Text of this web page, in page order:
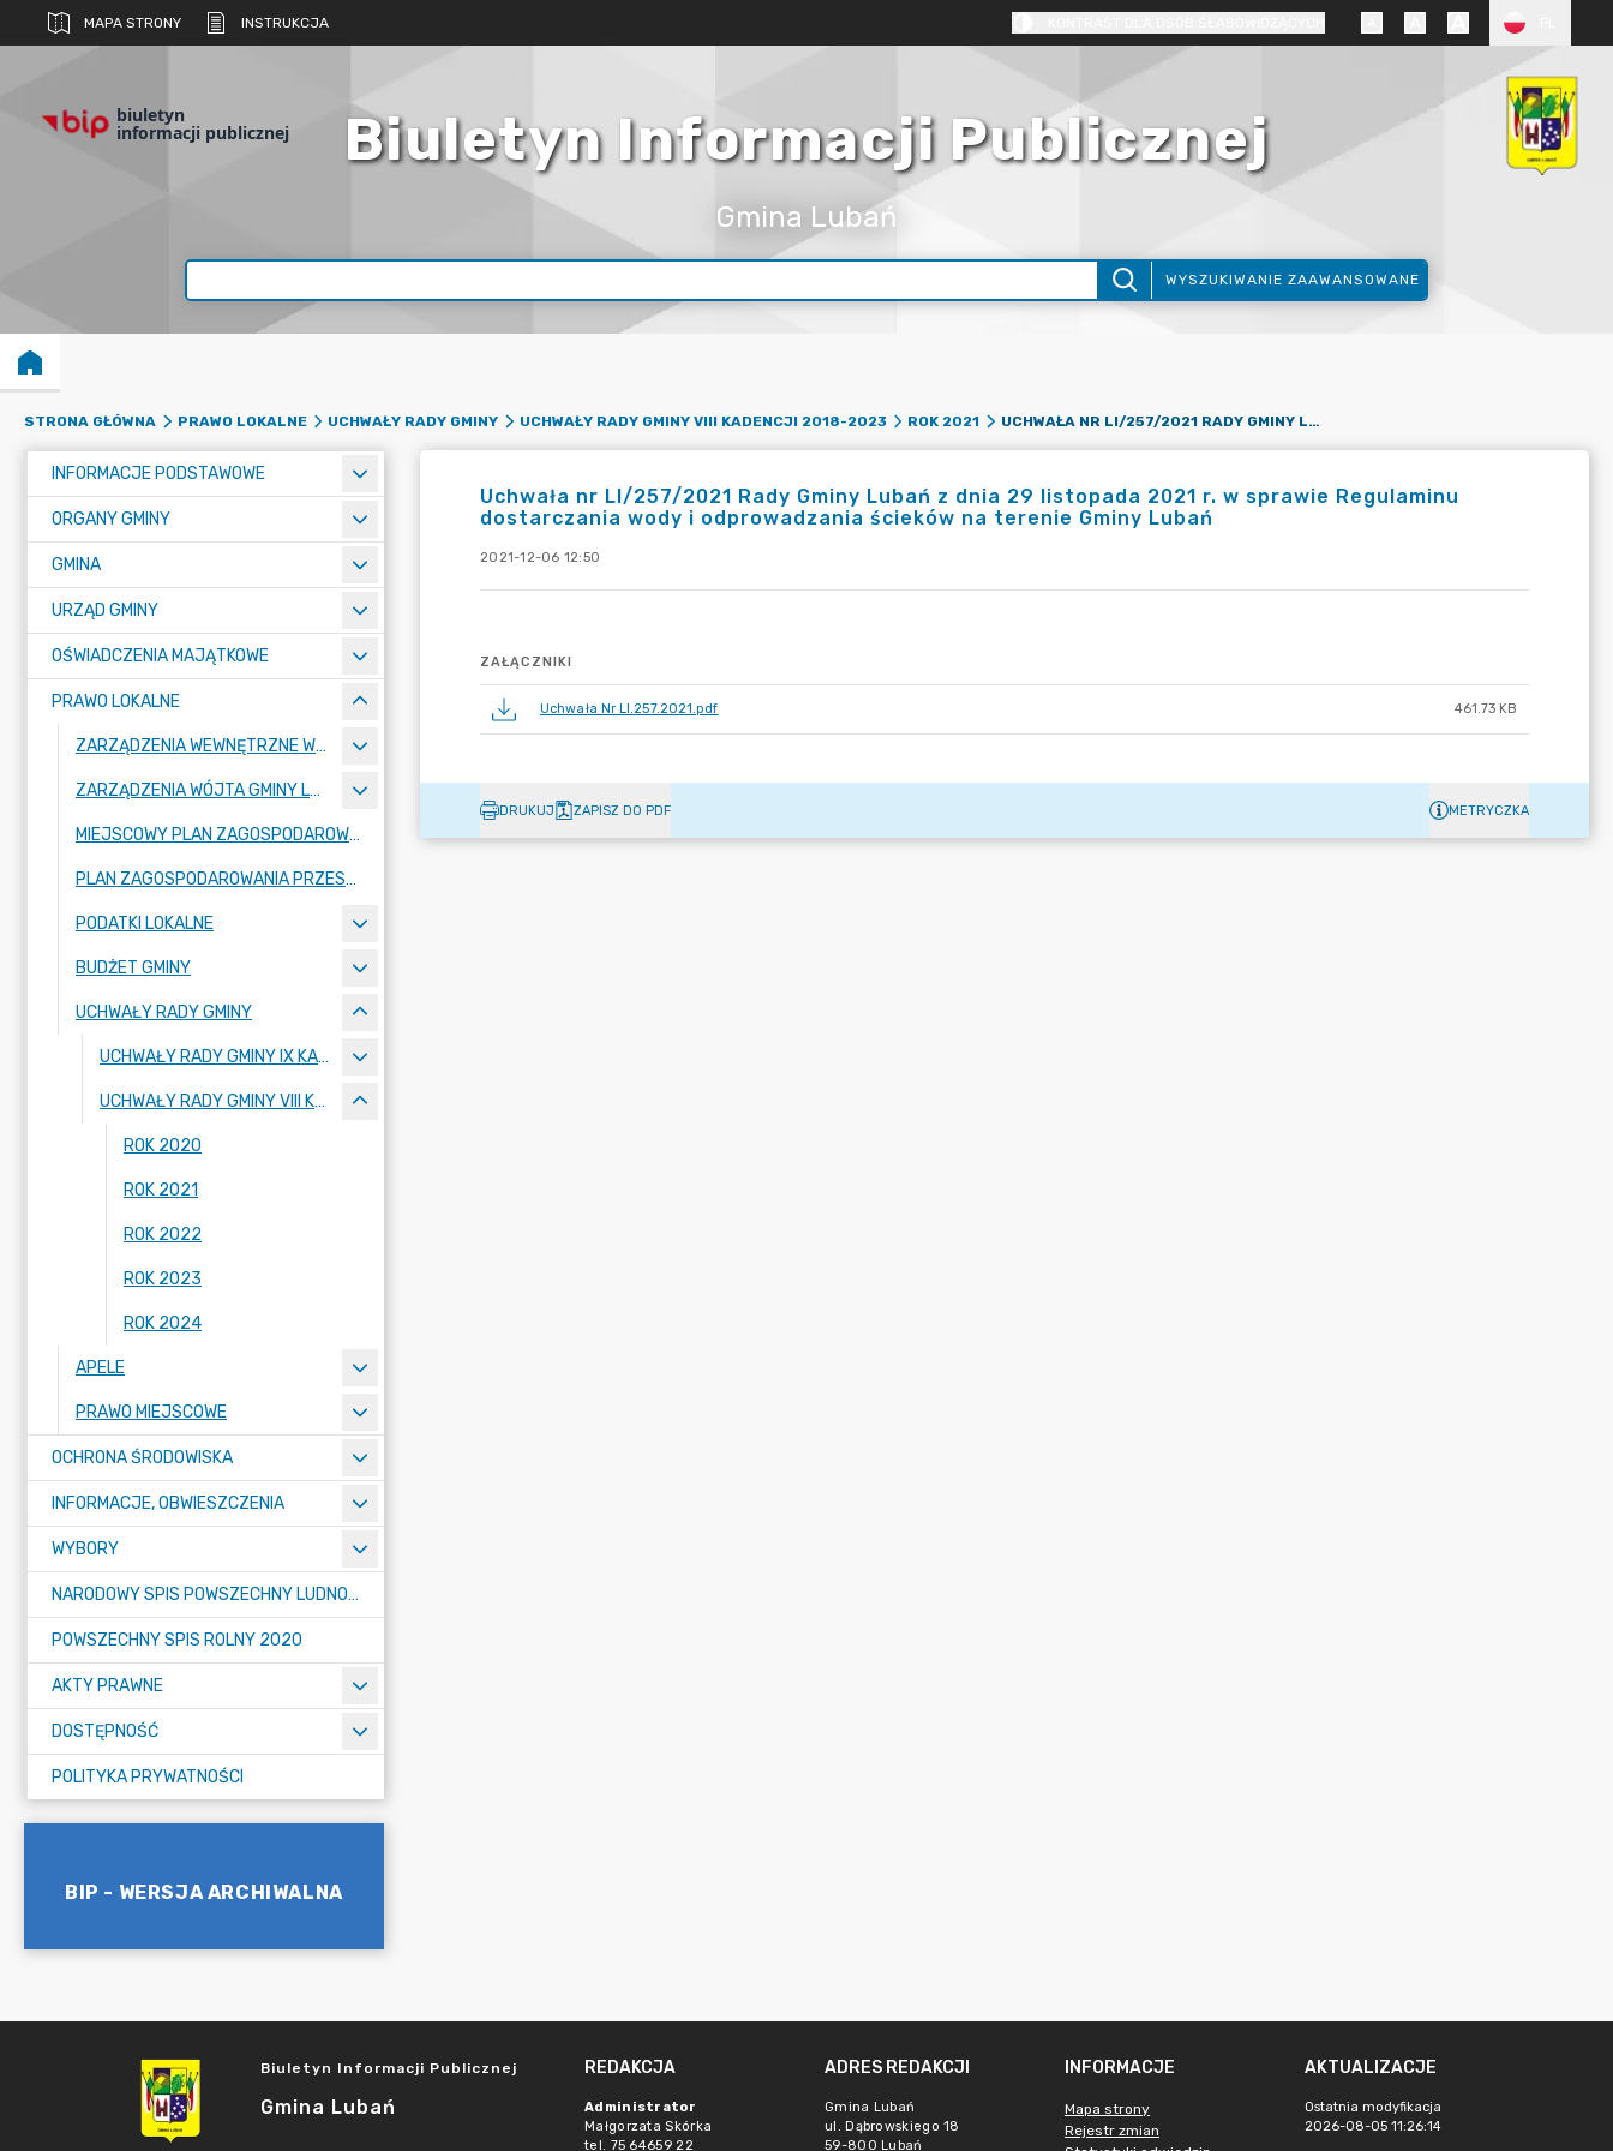
MAPA STRONY INSTRUKCJA
biuletyn
informacji publicznej Biuletyn Informacji Publicznej
Gmina Lubań
WYSZUKIWANIE ZAAWANSOWANE
STRONA GŁÓWNA PRAWO LOKALNE UCHWAŁY RADY GMINY UCHWAŁY RADY GMINY VIII KADENCJI 2018-2023 ROK 2021 UCHWAŁA NR LI/257/2021 RADY GMINY LUBAŃ Z DNIA 29 LISTOPADA 2021 R. W SPRAWIE REGULAMINU DOSTARCZANIA WODY I ODPROWADZANIA ŚCIEKÓW NA TERENIE GMINY LUBAŃ
INFORMACJE PODSTAWOWE
ORGANY GMINY
GMINA
URZĄD GMINY
OŚWIADCZENIA MAJĄTKOWE
PRAWO LOKALNE
ZARZĄDZENIA WEWNĘTRZNE WÓJTA GMINY LUBAŃ
ZARZĄDZENIA WÓJTA GMINY LUBAŃ
MIEJSCOWY PLAN ZAGOSPODAROWANIA PRZESTRZENNEGO
PLAN ZAGOSPODAROWANIA PRZESTRZENNEGO
PODATKI LOKALNE
BUDŻET GMINY
UCHWAŁY RADY GMINY
UCHWAŁY RADY GMINY IX KADENCJI 2024-2029
UCHWAŁY RADY GMINY VIII KADENCJI 2018-2023
ROK 2020
ROK 2021
ROK 2022
ROK 2023
ROK 2024
APELE
PRAWO MIEJSCOWE
OCHRONA ŚRODOWISKA
INFORMACJE, OBWIESZCZENIA
WYBORY
NARODOWY SPIS POWSZECHNY LUDNOŚCI I MIESZKAŃ W 2021
POWSZECHNY SPIS ROLNY 2020
AKTY PRAWNE
DOSTĘPNOŚĆ
POLITYKA PRYWATNOŚCI
BIP - WERSJA ARCHIWALNA
Uchwała nr LI/257/2021 Rady Gminy Lubań z dnia 29 listopada 2021 r. w sprawie Regulaminu
dostarczania wody i odprowadzania ścieków na terenie Gminy Lubań
2021-12-06 12:50
ZAŁĄCZNIKI
Uchwała Nr LI.257.2021.pdf 461.73 KB
DRUKUJ ZAPISZ DO PDF METRYCZKA
Biuletyn Informacji Publicznej
Gmina Lubań
REDAKCJA
Administrator
Małgorzata Skórka
tel. 75 64659 22
ADRES REDAKCJI
Gmina Lubań
ul. Dąbrowskiego 18
59-800 Lubań
INFORMACJE
Mapa strony
Rejestr zmian
AKTUALIZACJE
Ostatnia modyfikacja
2026-08-05 11:26:14